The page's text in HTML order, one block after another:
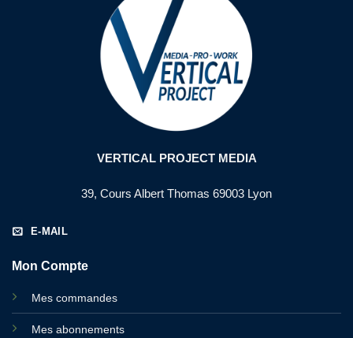
D'ADHÉRENT
VERTICAL PROJECT MEDIA
39, Cours Albert Thomas 69003 Lyon
E-MAIL
Mon Compte
Mes commandes
Mes abonnements